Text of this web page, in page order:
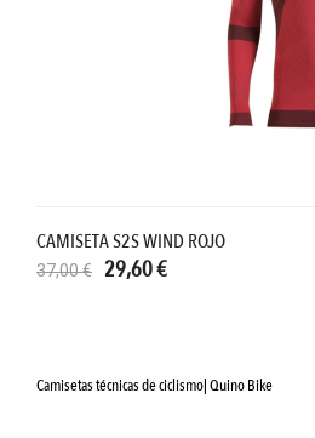
CAMISETA S2S WIND ROJO
37,00 € 29,60 €
Camisetas técnicas de ciclismo| Quino Bike